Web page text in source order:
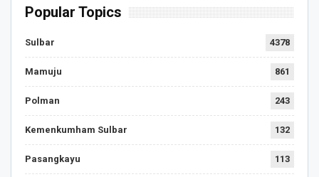
Popular Topics
Sulbar 4378
Mamuju 861
Polman 243
Kemenkumham Sulbar 132
Pasangkayu 113